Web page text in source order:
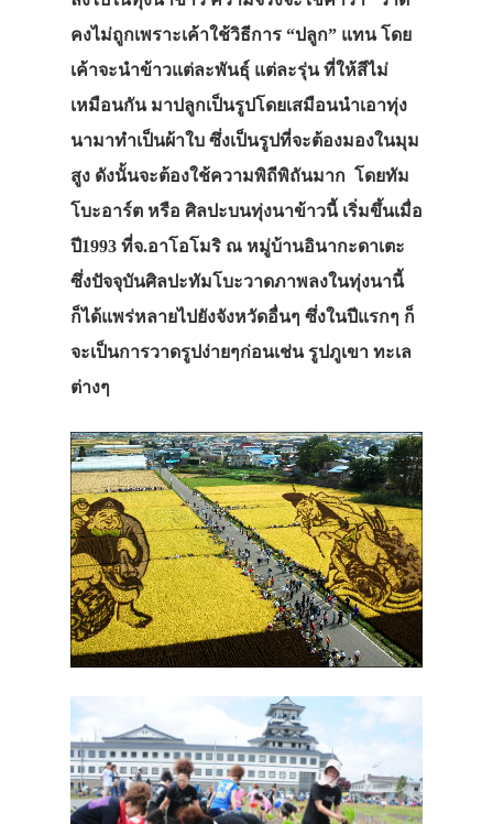
คงไม่ถูกเพราะเค้าใช้วิธีการ “ปลูก” แทน โดย
เค้าจะนำข้าวแต่ละพันธุ์ แต่ละรุ่น ที่ให้สีไม่
เหมือนกัน มาปลูกเป็นรูปโดยเสมือนนำเอาทุ่ง
นามาทำเป็นผ้าใบ ซึ่งเป็นรูปที่จะต้องมองในมุม
สูง ดังนั้นจะต้องใช้ความพิถีพิถันมาก โดยทัม
โบะอาร์ต หรือ ศิลปะบนทุ่งนาข้าวนี้ เริ่มขึ้นเมื่อ
ปี1993 ที่จ.อาโอโมริ ณ หมู่บ้านอินากะดาเตะ
ซึ่งปัจจุบันศิลปะทัมโบะวาดภาพลงในทุ่งนานี้
ก็ได้แพร่หลายไปยังจังหวัดอื่นๆ ซึ่งในปีแรกๆ ก็
จะเป็นการวาดรูปง่ายๆก่อนเช่น รูปภูเขา ทะเล
ต่างๆ